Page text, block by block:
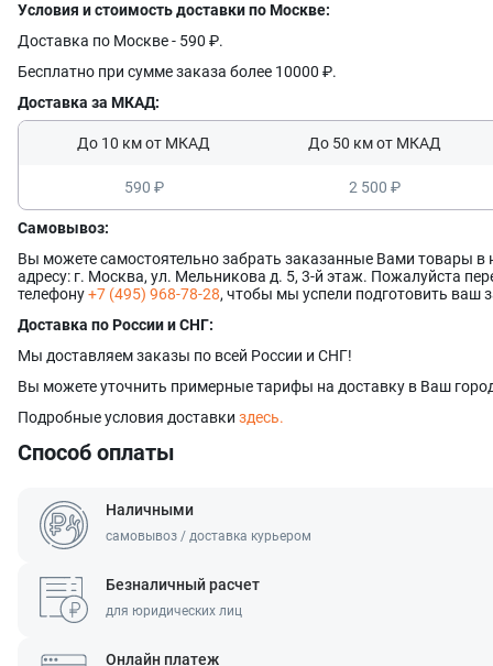
Условия и стоимость доставки по Москве:
Доставка по Москве - 590 ₽.
Бесплатно при сумме заказа более 10000 ₽.
Доставка за МКАД:
До 10 км от МКАД До 50 км от МКАД
590 ₽ 2 500 ₽
Самовывоз:
Вы можете самостоятельно забрать заказанные Вами товары
адресу: г. Москва, ул. Мельникова д. 5, 3-й этаж. Пожалуйста
телефону+7 (495) 968-78-28, чтобы мы успели подготовить ваш
Доставка по России и СНГ:
Мы доставляем заказы по всей России и СНГ!
Вы можете уточнить примерные тарифы на доставку в Ваш
Подробные условия доставки здесь.
Способ оплаты
Наличными
самовывоз / доставка курьером
Безналичный расчет
для юридических лиц
Онлайн платеж
Оставить заявку
Данные формы отправлены
Оставить заявку
Данные формы отправлены